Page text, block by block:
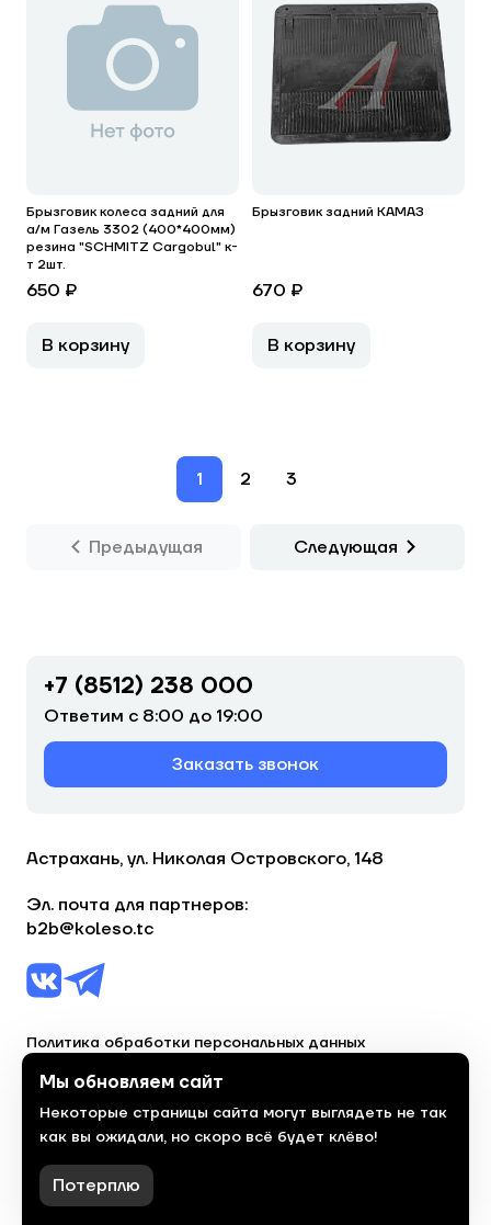
Брызговик колеса задний для
а/м Газель 3302 (400*400мм)
резина "SCHMITZ Cargobul" к-
т 2шт.
650 ₽
В корзину
Брызговик задний КАМАЗ
670 ₽
В корзину
1 2 3
Предыдущая Следующая
+7 (8512) 238 000
Ответим с 8:00 до 19:00
Заказать звонок
Астрахань, ул. Николая Островского, 148
Эл. почта для партнеров:
b2b@koleso.tc
Политика обработки персональных данных
© 2023, торгово-сервисная сеть «Колесо»
Политика конфиденциальности
Сделано
красиво
Мы обновляем сайт
Некоторые страницы сайта могут выглядеть не так
как вы ожидали, но скоро всё будет клёво!
Потерплю